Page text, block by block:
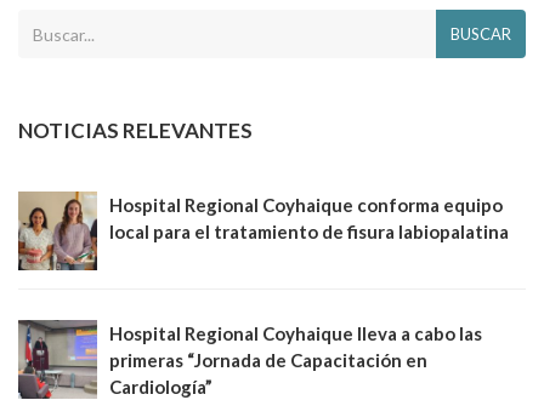
BUSCAR
NOTICIAS RELEVANTES
Hospital Regional Coyhaique conforma equipo
local para el tratamiento de fisura labiopalatina
Hospital Regional Coyhaique lleva a cabo las
primeras “Jornada de Capacitación en
Cardiología”